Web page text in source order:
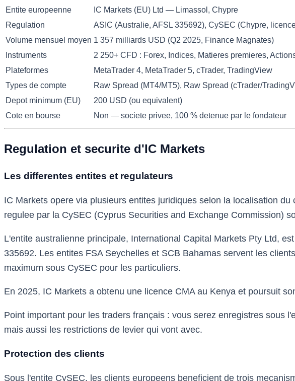
Entite europeenne
IC Markets (EU) Ltd — Limassol, Chypre
Regulation
ASIC (Australie, AFSL 335692), CySEC (Chypre,
Volume mensuel moyen 1 357 milliards USD (Q2 2025, Finance Magnates)
Instruments
2 250+ CFD : Forex, Indices, Matieres premieres,
Plateformes
MetaTrader 4, MetaTrader 5, cTrader, TradingView
Types de compte
Raw Spread (MT4/MT5), Raw Spread (cTrader/
Depot minimum (EU)
200 USD (ou equivalent)
Cote en bourse
Non — societe privee, 100 % detenue par le fondateur
Regulation et securite d'IC Markets
Les differentes entites et regulateurs
IC Markets opere via plusieurs entites juridiques selon la localisation
regulee par la CySEC (Cyprus Securities and Exchange Commission)
L'entite australienne principale, International Capital Markets Pty Ltd,
335692. Les entites FSA Seychelles et SCB Bahamas servent les
maximum sous CySEC pour les particuliers.
En 2025, IC Markets a obtenu une licence CMA au Kenya et poursuit
Point important pour les traders français : vous serez enregistres sous
mais aussi les restrictions de levier qui vont avec.
Protection des clients
Sous l'entite CySEC, les clients europeens beneficient de trois